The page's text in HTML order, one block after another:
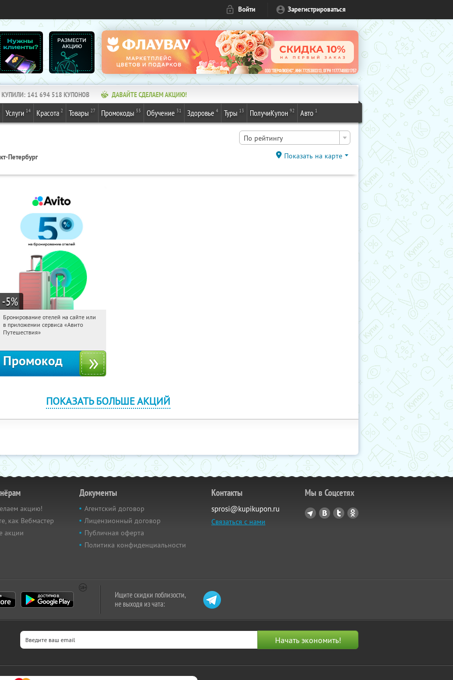
Войти Зарегистрироваться
КУПИЛИ: 141 694 518 КУПОНОВ ДАВАЙТЕ СДЕЛАЕМ АКЦИЮ!
Услуги 14 Красота 2 Товары 27 Промокоды 55 Обучение 31 Здоровье 4 Туры 13 ПолучиКупон 92 Авто 1
По рейтингу
Петербург Показать на карте
-5%
14:13:07
Получи первым!
Россия
Бронирование отелей на сайте или
в приложении сервиса «Авито
Путешествия»
Промокод
ПОКАЗАТЬ БОЛЬШЕ АКЦИЙ
акцию!
как Вебмастер
акции
Документы
Агентский договор
Лицензионный договор
Публичная оферта
Политика конфиденциальности
Контакты
sprosi@kupikupon.ru
Связаться с нами
Мы в Соцсетях
Ищите скидки поблизости,
не выходя из чата: